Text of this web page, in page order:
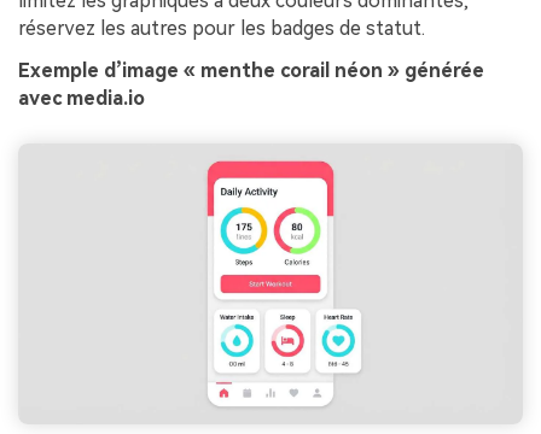
réservez les autres pour les badges de statut.
Exemple d’image « menthe corail néon » générée
avec media.io